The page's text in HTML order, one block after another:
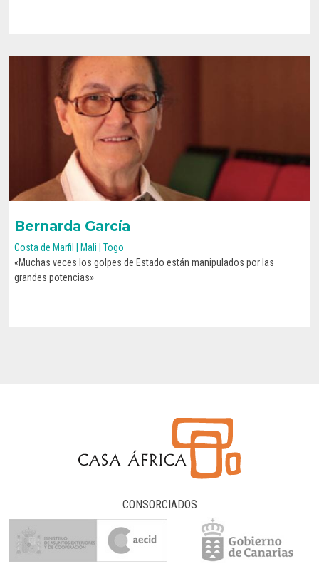
Bernarda García
Costa de Marfil | Mali | Togo
«Muchas veces los golpes de Estado están manipulados por las
grandes potencias»
CONOCE SU HISTORIA
CONSORCIADOS